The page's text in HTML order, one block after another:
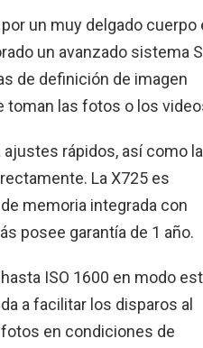
un muy delgado cuerpo
un avanzado sistema
de definición de imagen
toman las fotos o los
rápidos, así como la
La X725 es
memoria integrada con
posee garantía de 1 año.
ISO 1600 en modo
a facilitar los disparos al
en condiciones de